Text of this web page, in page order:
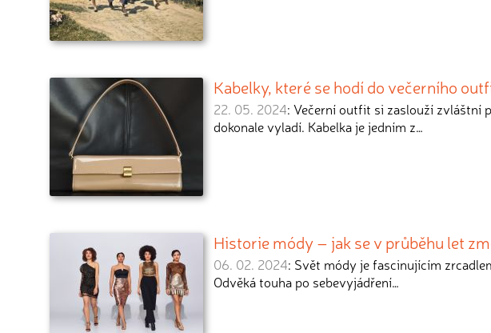
Kabelky, které se hodí do večerního
22. 05. 2024: Večerní outfit si zaslouží zvláštní
dokonale vyladí. Kabelka je jedním z…
Historie módy – jak se v průběhu let
06. 02. 2024: Svět módy je fascinujícím
Odvěká touha po sebevyjádření…